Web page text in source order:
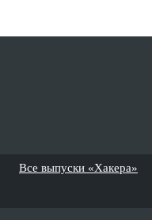
Все выпуски «Хакера»